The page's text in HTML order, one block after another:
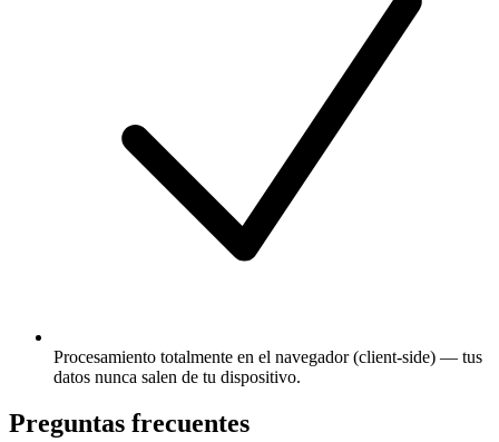
Procesamiento totalmente en el navegador (client-side) — tus
datos nunca salen de tu dispositivo.
Preguntas frecuentes